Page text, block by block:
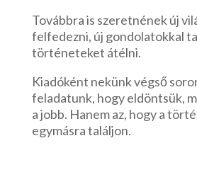
Továbbra is szeretnének új
felfedezni, új gondolatokkal
történeteket átélni.
Kiadóként nekünk végső
feladatunk, hogy eldöntsük,
a jobb. Hanem az, hogy a
egymásra találjon.